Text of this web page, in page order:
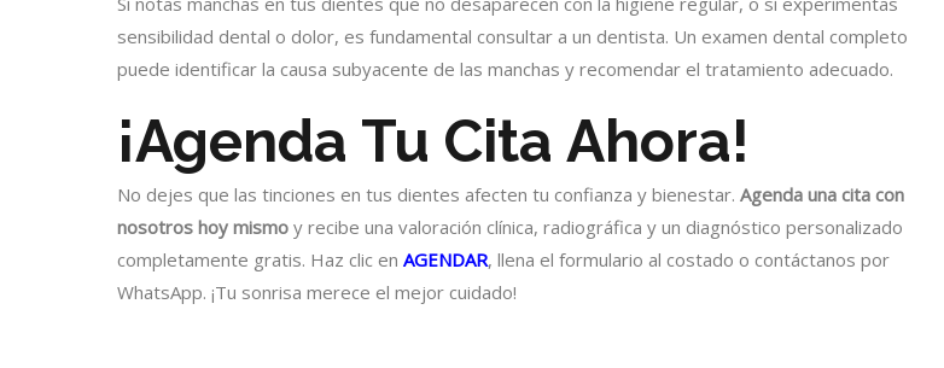
sensibilidad dental o dolor, es fundamental consultar a un dentista. Un examen dental completo
puede identificar la causa subyacente de las manchas y recomendar el tratamiento adecuado.
¡Agenda Tu Cita Ahora!
No dejes que las tinciones en tus dientes afecten tu confianza y bienestar. Agenda una cita con
nosotros hoy mismo y recibe una valoración clínica, radiográfica y un diagnóstico personalizado
completamente gratis. Haz clic en AGENDAR, llena el formulario al costado o contáctanos por
WhatsApp. ¡Tu sonrisa merece el mejor cuidado!